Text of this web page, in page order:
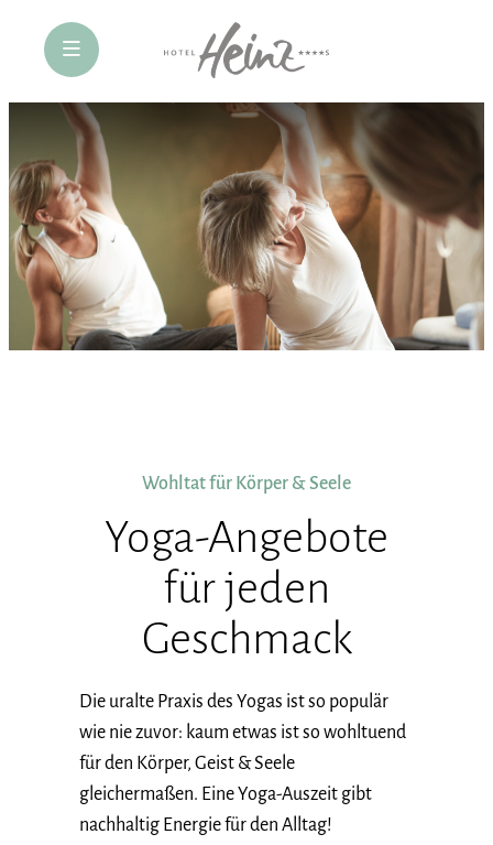
öffne Navigation
Wohltat für Körper & Seele
Yoga-Angebote
für jeden
Geschmack
Die uralte Praxis des Yogas ist so populär
wie nie zuvor: kaum etwas ist so wohltuend
für den Körper, Geist & Seele
gleichermaßen. Eine Yoga-Auszeit gibt
nachhaltig Energie für den Alltag!